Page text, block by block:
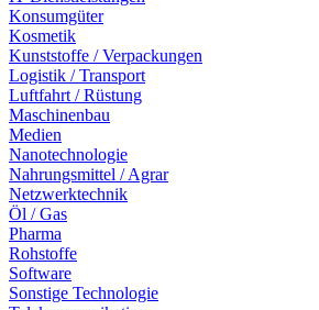
Konsumgüter
Kosmetik
Kunststoffe / Verpackungen
Logistik / Transport
Luftfahrt / Rüstung
Maschinenbau
Medien
Nanotechnologie
Nahrungsmittel / Agrar
Netzwerktechnik
Öl / Gas
Pharma
Rohstoffe
Software
Sonstige Technologie